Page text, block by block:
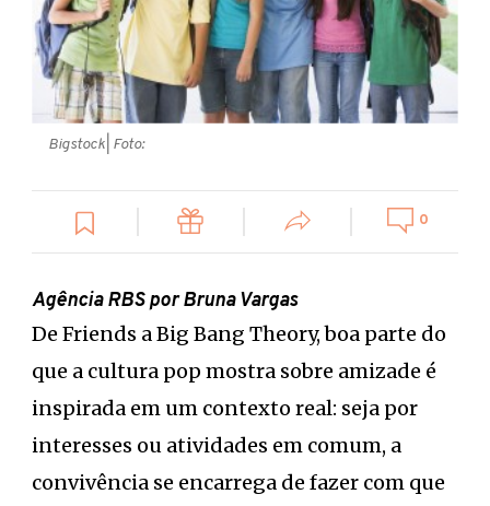
Bigstock | Foto:
0
Agência RBS por Bruna Vargas
De Friends a Big Bang Theory, boa parte do
que a cultura pop mostra sobre amizade é
inspirada em um contexto real: seja por
interesses ou atividades em comum, a
convivência se encarrega de fazer com que